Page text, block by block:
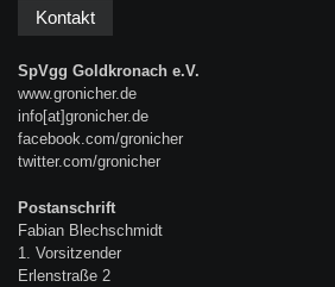
Kontakt
SpVgg Goldkronach e.V.
www.gronicher.de
info[at]gronicher.de
facebook.com/gronicher
twitter.com/gronicher
Postanschrift
Fabian Blechschmidt
1. Vorsitzender
Erlenstraße 2